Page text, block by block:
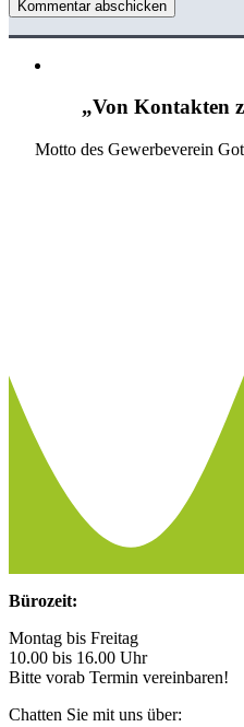
Kommentar abschicken
„Von Kontakten
Motto des Gewerbeverein
Bürozeit:
Montag bis Freitag
10.00 bis 16.00 Uhr
Bitte vorab Termin vereinbaren!
Chatten Sie mit uns über: